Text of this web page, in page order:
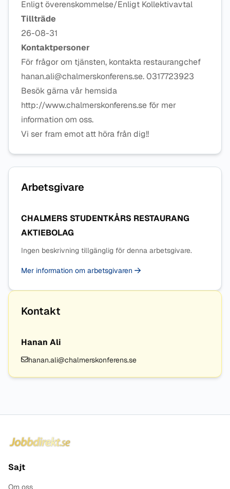
Enligt överenskommelse/Enligt Kollektivavtal
Tillträde
26-08-31
Kontaktpersoner
För frågor om tjänsten, kontakta restaurangchef
hanan.ali@chalmerskonferens.se. 0317723923
Besök gärna vår hemsida
http://www.chalmerskonferens.se för mer
information om oss.
Vi ser fram emot att höra från dig!!
Arbetsgivare
CHALMERS STUDENTKÅRS RESTAURANG
AKTIEBOLAG
Ingen beskrivning tillgänglig för denna arbetsgivare.
Mer information om arbetsgivaren
Kontakt
Hanan Ali
hanan.ali@chalmerskonferens.se
Sajt
Om oss